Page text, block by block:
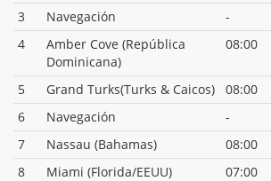
3 Navegación -
4
Amber Cove (República
Dominicana)
08:00
5 Grand Turks(Turks & Caicos) 08:00
6
Navegación -
7
Nassau (Bahamas) 08:00
8
Miami (Florida/EEUU) 07:00